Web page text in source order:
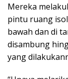
Mereka
pintu ruang
bawah dan di
disambung
yang